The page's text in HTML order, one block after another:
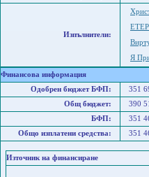
Изпълнители:
Я
Финансова информация
Одобрен бюджет БФП:
351
Общ бюджет:
390
БФП:
351
Общо изплатени средства:
351
Източник на финансиране